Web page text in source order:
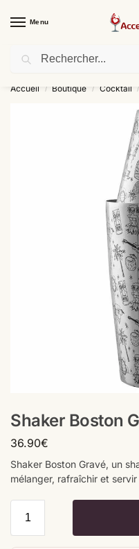
Menu
Livraison
Accueil / Boutique / Cocktail /
Shaker Boston
36.90€
Shaker Boston Gravé, un
mélanger, rafraîchir et